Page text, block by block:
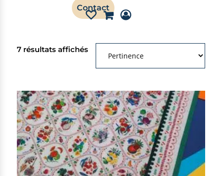
Contact
7 résultats affichés